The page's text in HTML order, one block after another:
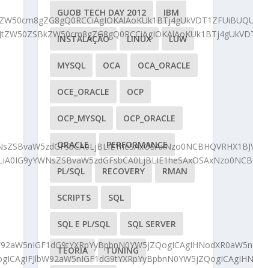
GUOB TECH DAY 2012 IBM
INSTALAÇÃO LINUX LUW
MYSQL OCA OCA_ORACLE
OCE_ORACLE OCP
OCP_MYSQL OCP_ORACLE
ORACLE PERFORMANCE
PL/SQL RECOVERY RMAN
SCRIPTS SQL
SQL E PL/SQL SQL SERVER
TEORIA TUNING